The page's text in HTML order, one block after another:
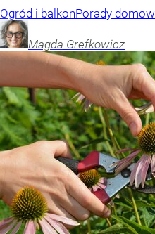
Ogród i balkonPorady
Magda Grefkowicz